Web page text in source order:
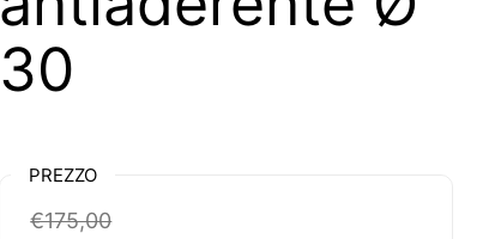
30
PREZZO
€175,00